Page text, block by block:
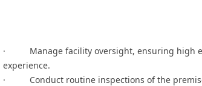
· Manage facility oversight, ensuring high
experience.
· Conduct routine inspections of the